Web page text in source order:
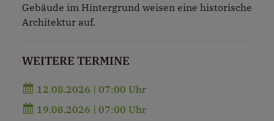
Gebäude im Hintergrund weisen eine historische
Architektur auf.
WEITERE TERMINE
12.08.2026 | 07:00 Uhr
19.08.2026 | 07:00 Uhr